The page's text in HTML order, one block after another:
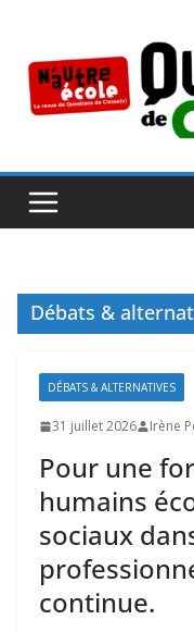
contenu
Débats &
DÉBATS & ALTERNATIVES
31 juillet 2026 Irène
Pour une
humains
sociaux
continue.